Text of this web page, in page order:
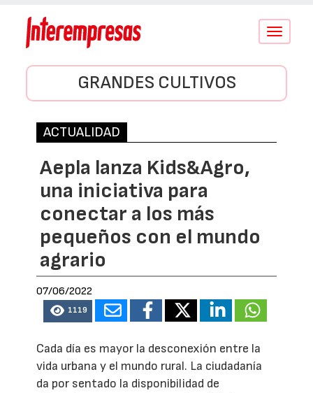
Conmutar
GRANDES CULTIVOS
ACTUALIDAD
Aepla lanza Kids&Agro,
una iniciativa para
conectar a los más
pequeños con el mundo
agrario
07/06/2022
1119
Cada día es mayor la desconexión entre la
vida urbana y el mundo rural. La ciudadanía
da por sentado la disponibilidad de